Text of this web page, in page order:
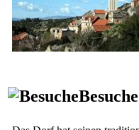
Besuche